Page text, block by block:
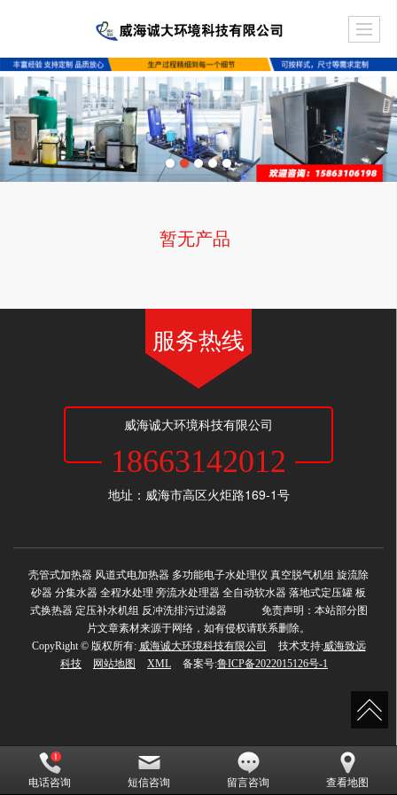
暂无产品
服务热线
威海诚大环境科技有限公司
18663142012
地址：威海市高区火炬路169-1号
壳管式加热器 风道式电加热器 多功能电子水处理仪 真空脱气机组 旋流除
砂器 分集水器 全程水处理 旁流水处理器 全自动软水器 落地式定压罐 板
式换热器 定压补水机组 反冲洗排污过滤器 免责声明：本站部分图
片文章素材来源于网络，如有侵权请联系删除。
CopyRight © 版权所有: 威海诚大环境科技有限公司 技术支持:威海致远
科技
网站地图 XML 备案号:鲁ICP备2022015126号-1
电话咨询 短信咨询 留言咨询 查看地图